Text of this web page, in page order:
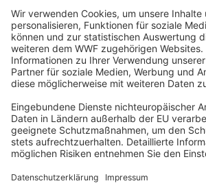
Das macht der WWF
Wilderei